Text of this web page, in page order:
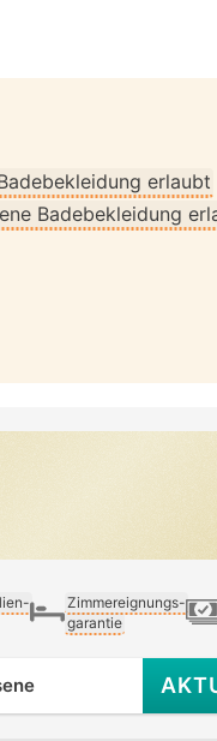
erlaubt
Badebekleidung
Zimmereignungs-
garantie